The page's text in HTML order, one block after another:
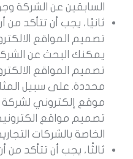
السابقين عن الشركة
ثانيًا، يجب أن تتأكد
تصميم المواقع
يمكنك البحث عن
تصميم المواقع
محددة. على سبيل
موقع إلكتروني لشركة
تصميم مواقع
الخاصة بالشركات
ثالثًا، يجب أن تتأكد